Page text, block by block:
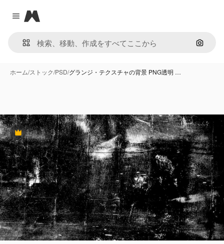
Close menu
Magnific
画像で
ホーム/ストック/PSD/グランジ・テクスチャの背景 PNG透明 …
Premium